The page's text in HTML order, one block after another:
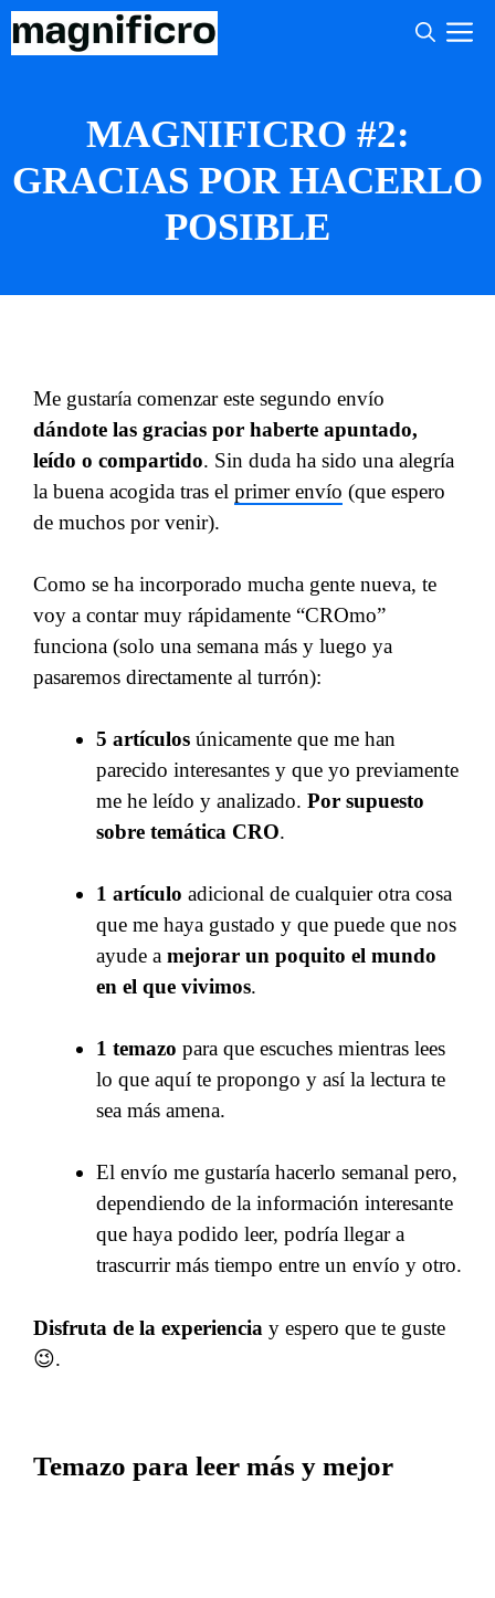
Saltar
MAGNIFICRO #2:
GRACIAS POR HACERLO
POSIBLE
Me gustaría comenzar este segundo envío
dándote las gracias por haberte apuntado,
leído o compartido. Sin duda ha sido una alegría
la buena acogida tras el primer envío (que espero
de muchos por venir).
Como se ha incorporado mucha gente nueva, te
voy a contar muy rápidamente “CROmo”
funciona (solo una semana más y luego ya
pasaremos directamente al turrón):
5 artículos únicamente que me han
parecido interesantes y que yo previamente
me he leído y analizado. Por supuesto
sobre temática CRO.
1 artículo adicional de cualquier otra cosa
que me haya gustado y que puede que nos
ayude a mejorar un poquito el mundo
en el que vivimos.
1 temazo para que escuches mientras lees
lo que aquí te propongo y así la lectura te
sea más amena.
El envío me gustaría hacerlo semanal pero,
dependiendo de la información interesante
que haya podido leer, podría llegar a
trascurrir más tiempo entre un envío y otro.
Disfruta de la experiencia y espero que te guste
😉.
Temazo para leer más y mejor